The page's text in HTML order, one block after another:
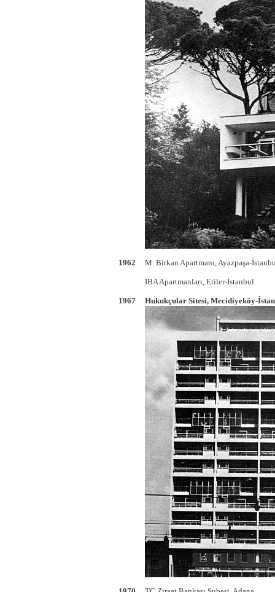
1962 M. Birkan Apartmanı, Ayazpaşa-
IBA Apartmanları, Etiler-İstanbul
1967 Hukukçular Sitesi, Mecidiyeköy-